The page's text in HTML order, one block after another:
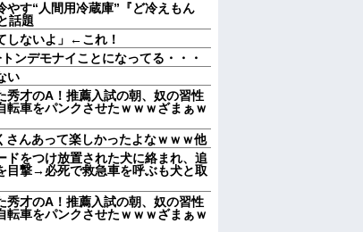
す“人間用冷蔵庫”『ど冷えもん
話題
しないよ」←これ！
ンデモナイことになってる・・・
い
秀才のA！推薦入試の朝、奴の習性
車をパンクさせたｗｗｗざまぁｗ
んあって楽しかったよなｗｗｗ他
をつけ放置された犬に絡まれ、追
目撃→必死で救急車を呼ぶも犬と取
秀才のA！推薦入試の朝、奴の習性
車をパンクさせたｗｗｗざまぁｗ